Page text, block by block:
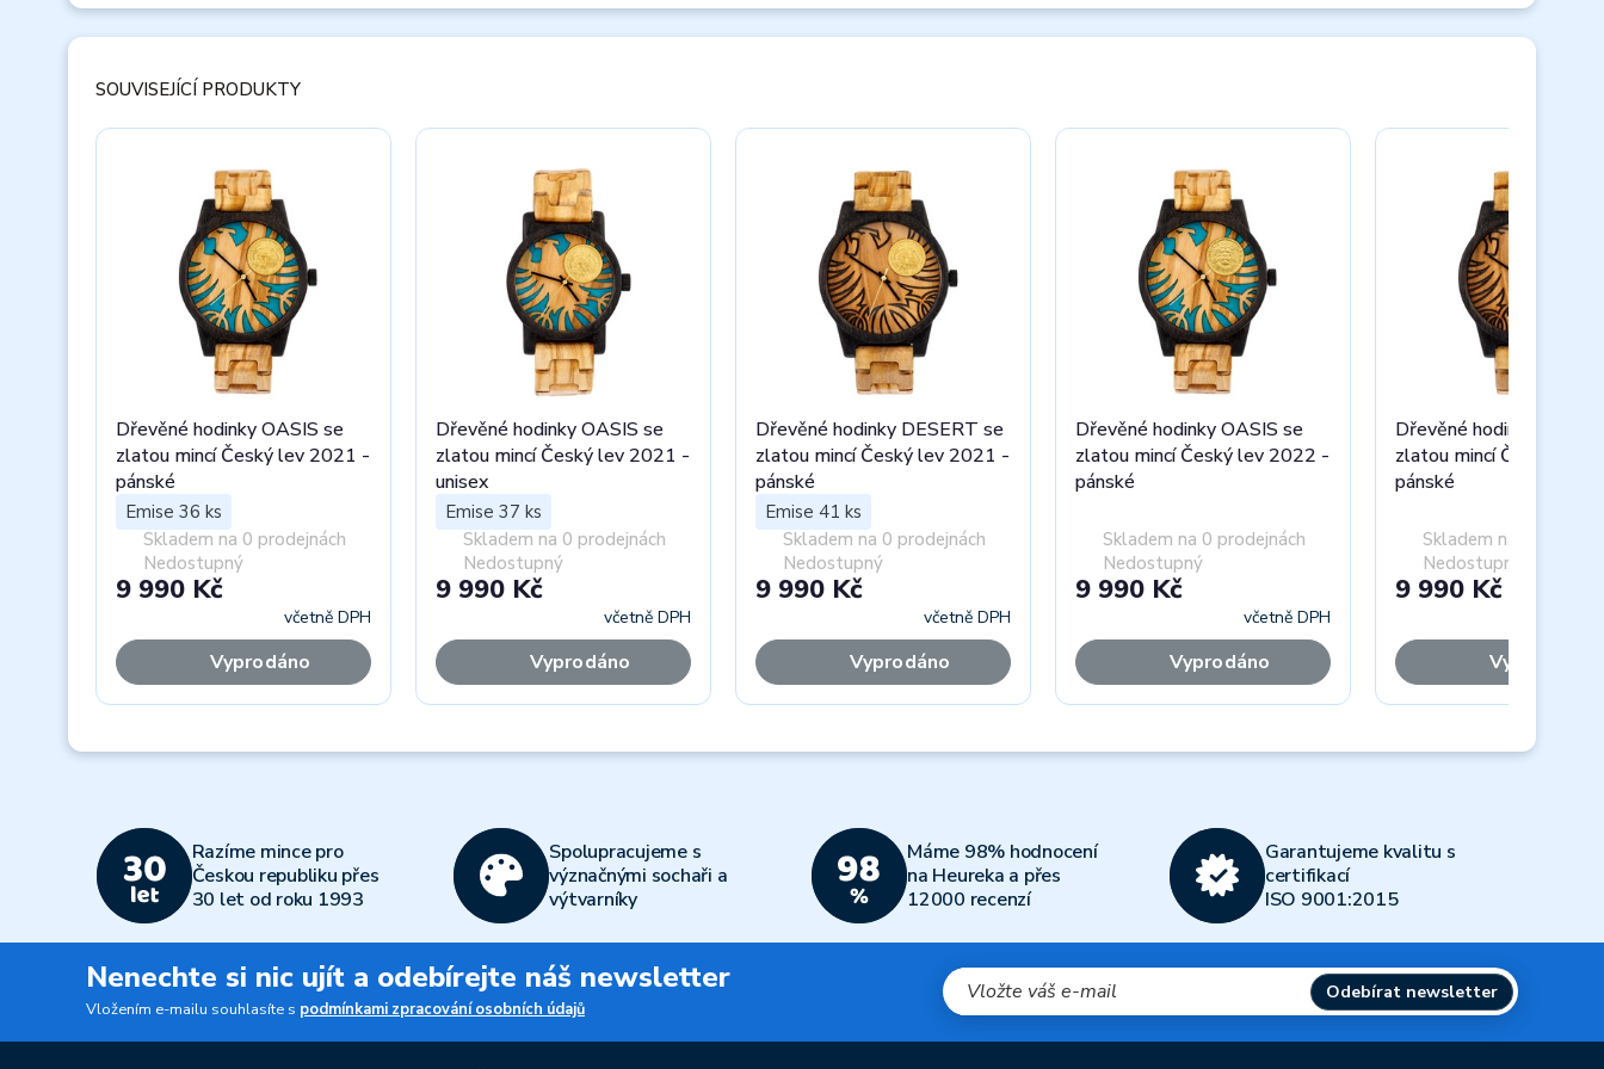
SOUVISEJÍCÍ PRODUKTY
Dřevěné hodinky OASIS se
zlatou mincí Český lev 2021 -
pánské
Emise 36 ks
Skladem na 0 prodejnách
Nedostupný
9 990 Kč
včetně DPH
Vyprodáno
Dřevěné hodinky OASIS se
zlatou mincí Český lev 2021 -
unisex
Emise 37 ks
Skladem na 0 prodejnách
Nedostupný
9 990 Kč
včetně DPH
Vyprodáno
Dřevěné hodinky DESERT se
zlatou mincí Český lev 2021 -
pánské
Emise 41 ks
Skladem na 0 prodejnách
Nedostupný
9 990 Kč
včetně DPH
Vyprodáno
Dřevěné hodinky OASIS se
zlatou mincí Český lev 2022 -
pánské
Skladem na 0 prodejnách
Nedostupný
9 990 Kč
včetně DPH
Vyprodáno
Dřevěné hodinky
zlatou mincí Český lev
pánské
Skladem na 0
Nedostupný
9 990 Kč
Vyprodáno
Razíme mince pro
Českou republiku přes
30 let od roku 1993
Spolupracujeme s
význačnými sochaři a
výtvarníky
Máme 98% hodnocení
na Heureka a přes
12000 recenzí
Garantujeme kvalitu s
certifikací
ISO 9001:2015
Nenechte si nic ujít a odebírejte náš newsletter
Vložením e-mailu souhlasíte s podmínkami zpracování osobních údajů
Odebírat newsletter